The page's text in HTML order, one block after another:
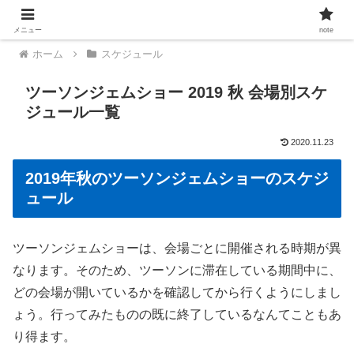
ホーム スケジュール
ツーソンジェムショー 2019 秋 会場別スケ
ジュール一覧
2020.11.23
2019年秋のツーソンジェムショーのスケジ
ュール
ツーソンジェムショーは、会場ごとに開催される時期が異
なります。そのため、ツーソンに滞在している期間中に、
どの会場が開いているかを確認してから行くようにしまし
ょう。行ってみたものの既に終了しているなんてこともあ
り得ます。
メニュー note